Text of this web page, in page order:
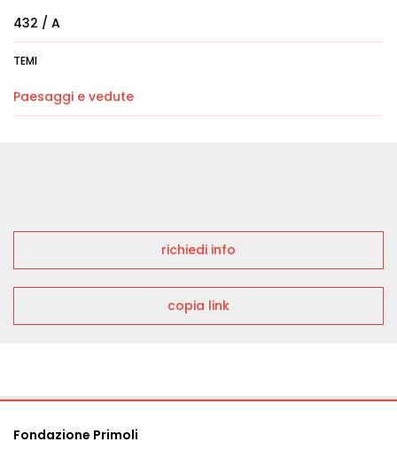
432 / A
TEMI
Paesaggi e vedute
richiedi info
copia link
Fondazione Primoli